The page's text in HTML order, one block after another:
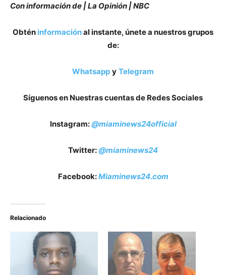
Con información de | La Opinión | NBC
Obtén informaciónal instante, únete a nuestros grupos
de:
Whatsapp y Telegram
Síguenos en Nuestras cuentas de Redes Sociales
Instagram:@miaminews24official
Twitter:@miaminews24
Facebook:Miaminews24.com
Relacionado